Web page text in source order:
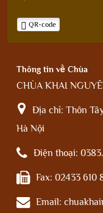
QR-code
Thông tin về Chùa
CHÙA KHAI
Địa chỉ: Thôn
Hà Nội
Điện thoại:
Fax: 02433 610
Email: